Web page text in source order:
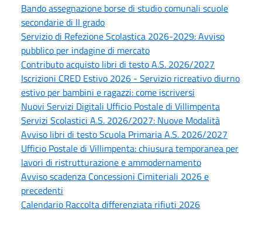
Bando assegnazione borse di studio comunali scuole
secondarie di II grado
Servizio di Refezione Scolastica 2026-2029: Avviso
pubblico per indagine di mercato
Contributo acquisto libri di testo A.S. 2026/2027
Iscrizioni CRED Estivo 2026 - Servizio ricreativo diurno
estivo per bambini e ragazzi: come iscriversi
Nuovi Servizi Digitali Ufficio Postale di Villimpenta
Servizi Scolastici A.S. 2026/2027: Nuove Modalità
Avviso libri di testo Scuola Primaria A.S. 2026/2027
Ufficio Postale di Villimpenta: chiusura temporanea per
lavori di ristrutturazione e ammodernamento
Avviso scadenza Concessioni Cimiteriali 2026 e
precedenti
Calendario Raccolta differenziata rifiuti 2026